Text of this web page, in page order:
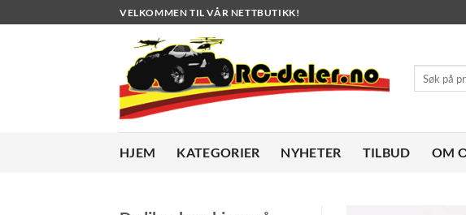
to
VELKOMMEN TIL VÅR NETTBUTIKK!
etter:
HJEM KATEGORIER NYHETER TILBUD OM